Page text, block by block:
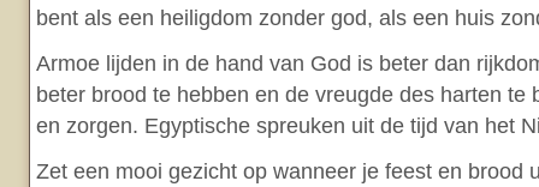
bent als een heiligdom zonder god, als een huis
Armoe lijden in de hand van God is beter dan
beter brood te hebben en de vreugde des harten te
en zorgen. Egyptische spreuken uit de tijd van het
Zet een mooi gezicht op wanneer je feest en brood